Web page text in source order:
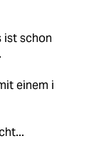
ist schon
einem i